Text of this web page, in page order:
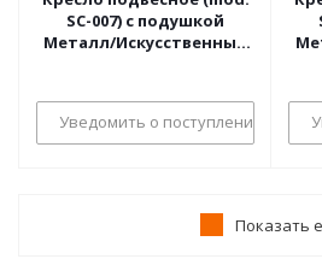
SC-007) с подушкой
Металл/Искусственный
корзина:137х72х124см,
стойка:белый,корзина:белый,
Уведомить о поступлении
Показать